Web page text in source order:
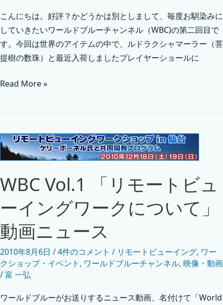
こんにちは。好評？かどうかは別としまして、毎度お馴染みに
していきたいワールドブルーチャンネル（WBC)の第二回目で
す。今回は世界のアイテムの中で、ルドラクシャマーラー（菩
提樹の数珠）と最近入荷しましたプレイヤーショールに
Read More »
WBC Vol.1 「リモートビュ
ーイングワークについて」
動画ニュース
2010年8月6日 /4件のコメント / リモートビューイング, ワー
クショップ・イベント , ワールドブルーチャンネル, 映像・動画
/富 一弘
ワールドブルーがお送りするニュース動画、名付けて「World